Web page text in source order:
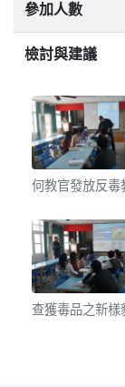
參加人數
檢討與建議
何教官發放反毒
查獲毒品之新樣